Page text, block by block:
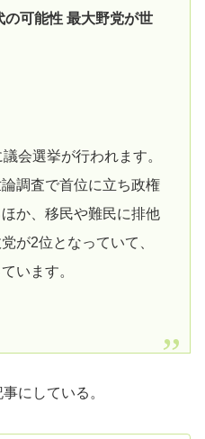
の可能性 最大野党が世
会選挙が行われます。
調査で首位に立ち政権
か、移民や難民に排他
が2位となっていて、
います。
にしている。